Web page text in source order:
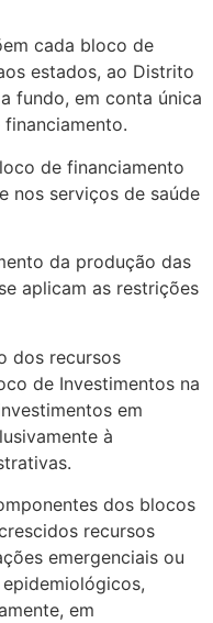
cada bloco de
estados, ao Distrito
fundo, em conta única
de financiamento
nos serviços de saúde
da produção das
aplicam as restrições
dos recursos
de Investimentos na
em
à
dos blocos
recursos
emergenciais ou
em